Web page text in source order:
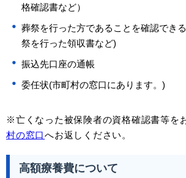
格確認書など）
葬祭を行った方であることを確認でき
祭を行った領収書など)
振込先口座の通帳
委任状(市町村の窓口にあります。)
※亡くなった被保険者の資格確認書等を
村の窓口へお返しください。
高額療養費について